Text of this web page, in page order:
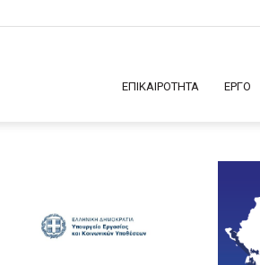
ΕΠΙΚΑΙΡΟΤΗΤΑ ΕΡΓΟ